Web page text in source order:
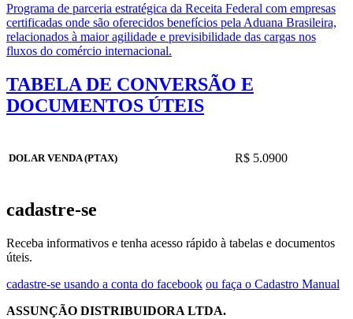
Programa de parceria estratégica da Receita Federal com empresas
certificadas onde são oferecidos benefícios pela Aduana Brasileira,
relacionados à maior agilidade e previsibilidade das cargas nos
fluxos do comércio internacional.
TABELA DE CONVERSÃO E
DOCUMENTOS ÚTEIS
DOLAR VENDA (PTAX) R$ 5.0900
cadastre-se
Receba informativos e tenha acesso rápido à tabelas e documentos
úteis.
cadastre-se usando a conta do facebook ou faça o Cadastro Manual
ASSUNÇÃO DISTRIBUIDORA LTDA.